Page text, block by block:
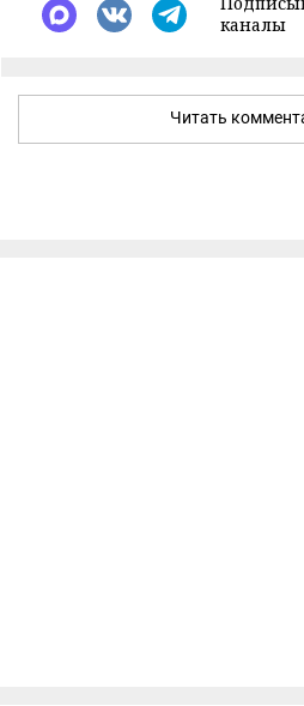
каналы
Читать